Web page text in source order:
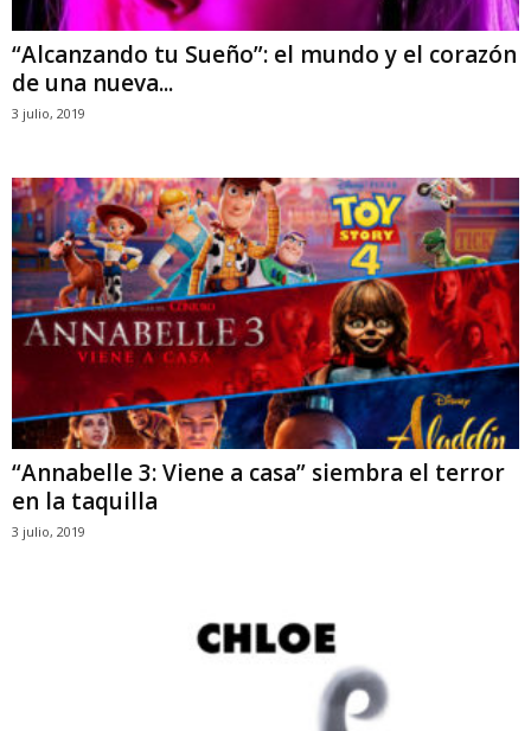
“Alcanzando tu Sueño”: el mundo y el corazón
de una nueva...
3 julio, 2019
“Annabelle 3: Viene a casa” siembra el terror
en la taquilla
3 julio, 2019